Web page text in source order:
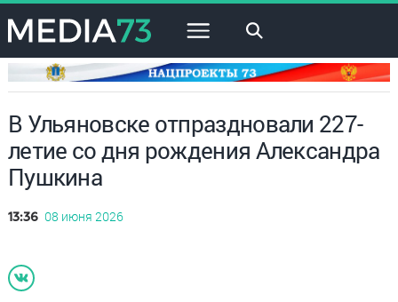
×
В Ульяновске отпраздновали 227-
летие со дня рождения Александра
Пушкина
13:36 08 июня 2026